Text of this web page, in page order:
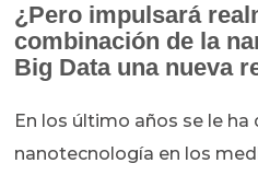
¿Pero impulsará
combinación de la
Big Data una nueva
En los último años se le
nanotecnología en los